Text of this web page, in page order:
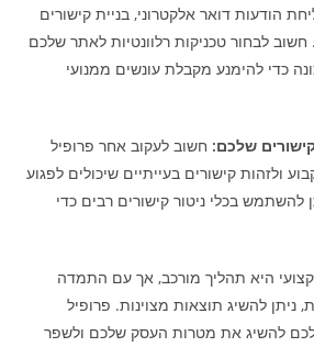
הודעות דואר אלקטרוני, בניית קישורים
לבחור טכניקות רלוונטיות לאתר שלכם
כדי להימנע מקבלת עונשים ממנועי
חשוב לעקוב אחר פרופיל
ולזהות קישורים בעייתיים שיכולים לפגוע
להשתמש בכלי ניטור קישורים רבים כדי
היא תהליך מורכב, אך עם התמדה
ניתן להשיג תוצאות מצוינות. פרופיל
לכם להשיג את מטרות העסק שלכם ולשפר